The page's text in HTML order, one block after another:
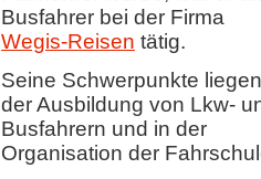
Busfahrer bei der Firma
Wegis-Reisen tätig.
Seine Schwerpunkte
der Ausbildung von Lkw-
Busfahrern und in der
Organisation der